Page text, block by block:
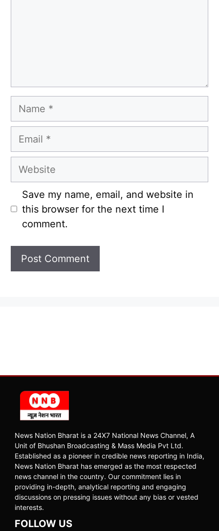
Name
Email
Website
Save my name, email, and website in
this browser for the next time I
comment.
News Nation Bharat is a 24X7 National News Channel, A
Unit of Bhushan Broadcasting & Mass Media Pvt Ltd.
Established as a pioneer in credible news reporting in India,
News Nation Bharat has emerged as the most respected
news channel in the country. Our commitment lies in
providing in-depth, analytical reporting and engaging
discussions on pressing issues without any bias or vested
interests.
FOLLOW US